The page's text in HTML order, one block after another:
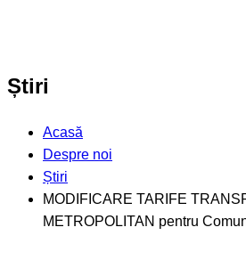
Știri
Acasă
Despre noi
Știri
MODIFICARE TARIFE
METROPOLITAN pentru